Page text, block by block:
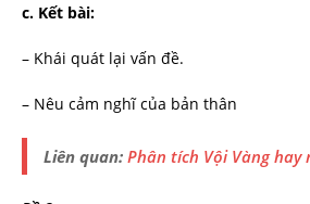
c. Kết bài:
– Khái quát lại vấn đề.
– Nêu cảm nghĩ của bản thân
Liên quan: Phân tích Vội Vàng